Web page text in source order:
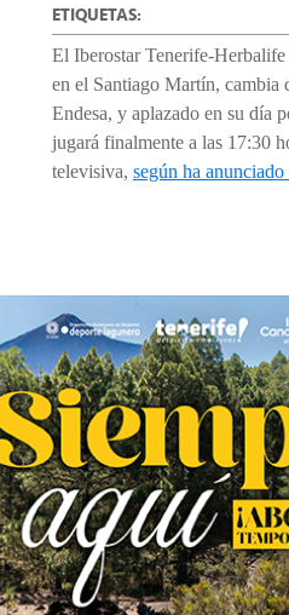
ETIQUETAS:
El Iberostar Tenerife-
en el Santiago Martín, cambia
Endesa, y aplazado en su día
jugará finalmente a las 17:30
televisiva, según ha